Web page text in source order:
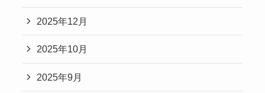
2025年12月
2025年10月
2025年9月